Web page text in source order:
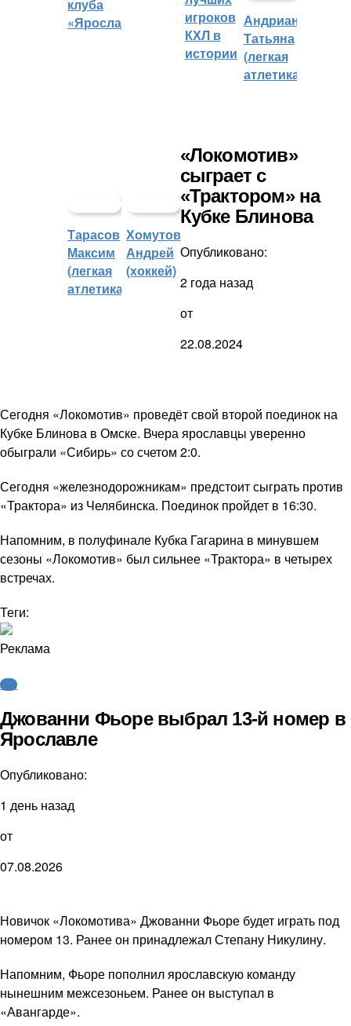
клуба
«Ярославич»
игроков
КХЛ в
истории
Андрианова
Татьяна
(легкая
атлетика)
Тарасов
Максим
(легкая
атлетика)
Хомутов
Андрей
(хоккей)
«Локомотив»
сыграет с
«Трактором» на
Кубке Блинова
Опубликовано:
2 года назад
от
22.08.2024
Сегодня «Локомотив» проведёт свой второй поединок на
Кубке Блинова в Омске. Вчера ярославцы уверенно
обыграли «Сибирь» со счетом 2:0.
Сегодня «железнодорожникам» предстоит сыграть против
«Трактора» из Челябинска. Поединок пройдет в 16:30.
Напомним, в полуфинале Кубка Гагарина в минувшем
сезоны «Локомотив» был сильнее «Трактора» в четырех
встречах.
Теги:
Реклама
КХЛ
Джованни Фьоре выбрал 13-й номер в
Ярославле
Опубликовано:
1 день назад
от
07.08.2026
Новичок «Локомотива» Джованни Фьоре будет играть под
номером 13. Ранее он принадлежал Степану Никулину.
Напомним, Фьоре пополнил ярославскую команду
нынешним межсезоньем. Ранее он выступал в
«Авангарде».